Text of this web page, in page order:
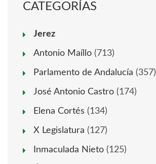
CATEGORÍAS
Jerez
Antonio Maíllo (713)
Parlamento de Andalucía (357)
José Antonio Castro (174)
Elena Cortés (134)
X Legislatura (127)
Inmaculada Nieto (125)